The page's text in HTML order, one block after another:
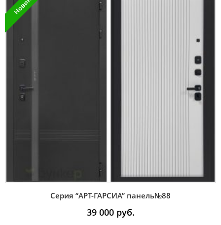
Серия “AРT-ГАРСИА” панель№88
39 000руб.